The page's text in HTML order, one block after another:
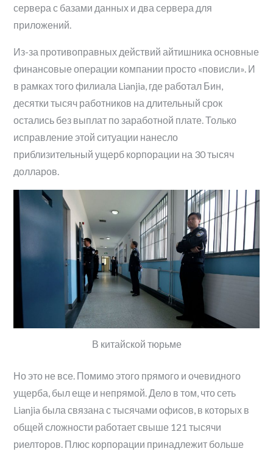
сервера с базами данных и два сервера для
приложений.
Из-за противоправных действий айтишника основные
финансовые операции компании просто «повисли». И
в рамках того филиала Lianjia, где работал Бин,
десятки тысяч работников на длительный срок
остались без выплат по заработной плате. Только
исправление этой ситуации нанесло
приблизительный ущерб корпорации на 30 тысяч
долларов.
В китайской тюрьме
Но это не все. Помимо этого прямого и очевидного
ущерба, был еще и непрямой. Дело в том, что сеть
Lianjia была связана с тысячами офисов, в которых в
общей сложности работает свыше 121 тысячи
риелторов. Плюс корпорации принадлежит больше